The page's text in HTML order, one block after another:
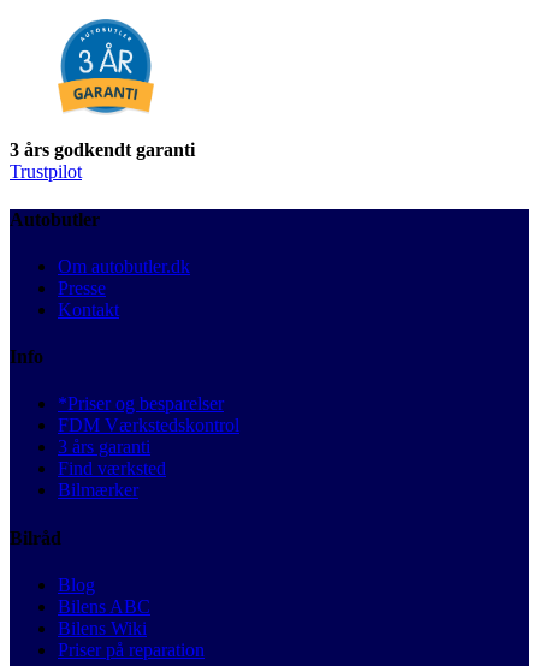
3 års godkendt garanti
Trustpilot
Autobutler
Om autobutler.dk
Presse
Kontakt
Info
*Priser og besparelser
FDM Værkstedskontrol
3 års garanti
Find værksted
Bilmærker
Bilråd
Blog
Bilens ABC
Bilens Wiki
Priser på reparation